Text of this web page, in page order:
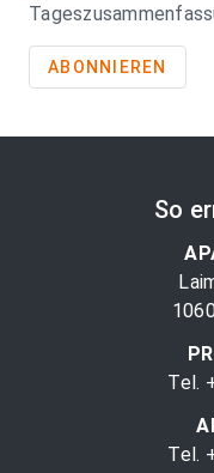
ABONNIEREN
So
Tel.
Tel.